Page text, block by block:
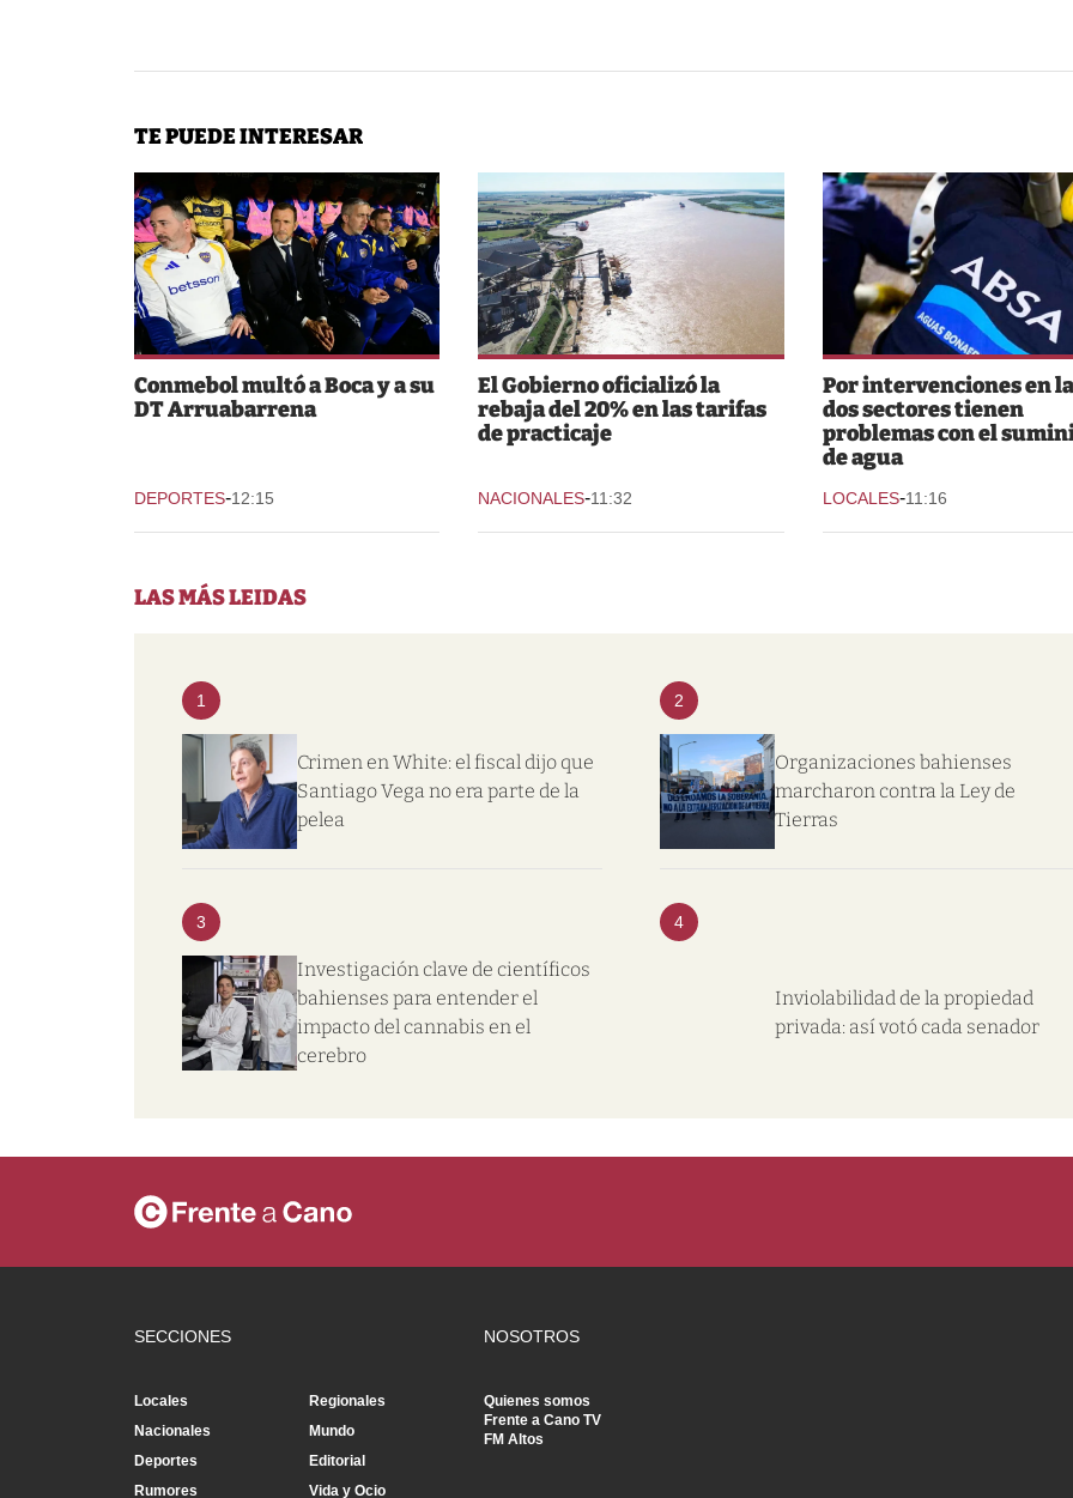
TE PUEDE INTERESAR
Conmebol multó a Boca y a su
DT Arruabarrena
DEPORTES-12:15
El Gobierno oficializó la
rebaja del 20% en las tarifas
de practicaje
NACIONALES-11:32
Por intervenciones en
dos sectores tienen
problemas con el
de agua
LOCALES-11:16
LAS MÁS LEIDAS
1
Crimen en White: el fiscal dijo que
Santiago Vega no era parte de la
pelea
2
Organizaciones bahienses
marcharon contra la Ley de
Tierras
3
Investigación clave de científicos
bahienses para entender el
impacto del cannabis en el
cerebro
4
Inviolabilidad de la propiedad
privada: así votó cada senador
SECCIONES
Locales
Regionales
Nacionales
Mundo
Deportes
Editorial
Rumores
Vida y Ocio
NOSOTROS
Quienes somos
Frente a Cano TV
FM Altos